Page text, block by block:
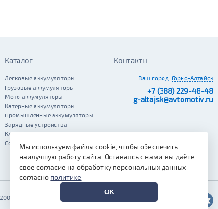
Каталог
Легковые аккумуляторы
Грузовые аккумуляторы
Мото аккумуляторы
Катерные аккумуляторы
Промышленные аккумуляторы
Зарядные устройства
Клеммы
Сопутствующие автотовары
Контакты
Ваш город: Горно-Алтайск
+7 (388) 229-48-48
g-altajsk@avtomotiv.ru
2002–2026 © Автомотив
Мы используем файлы cookie, чтобы обеспечить
наилучшую работу сайта. Оставаясь с нами, вы даёте
свое согласие на обработку персональных данных
согласно политике
OK